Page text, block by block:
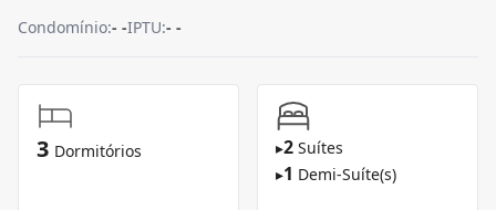
Condomínio:- -IPTU:- -
3 Dormitórios ▸2 Suítes
▸1 Demi-Suíte(s)